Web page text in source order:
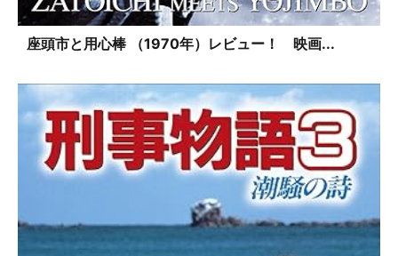
座頭市と用心棒 （1970年）レビュー！ 映画...